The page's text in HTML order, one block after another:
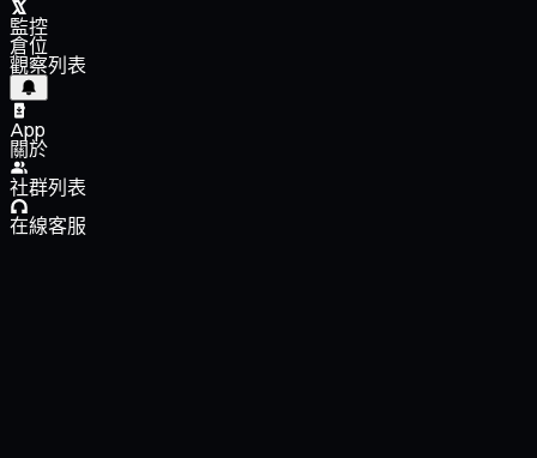
監控
倉位
觀察列表
App
關於
社群列表
在線客服